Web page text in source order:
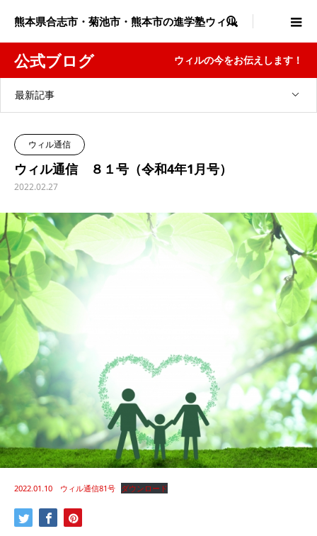
熊本県合志市・菊池市・熊本市の進学塾ウィル

公式ブログ ウィルの今をお伝えします！
最新記事
ウィル通信
ウィル通信 ８１号（令和4年1月号）
2022.02.27
2022.01.10 ウィル通信81号 ダウンロード